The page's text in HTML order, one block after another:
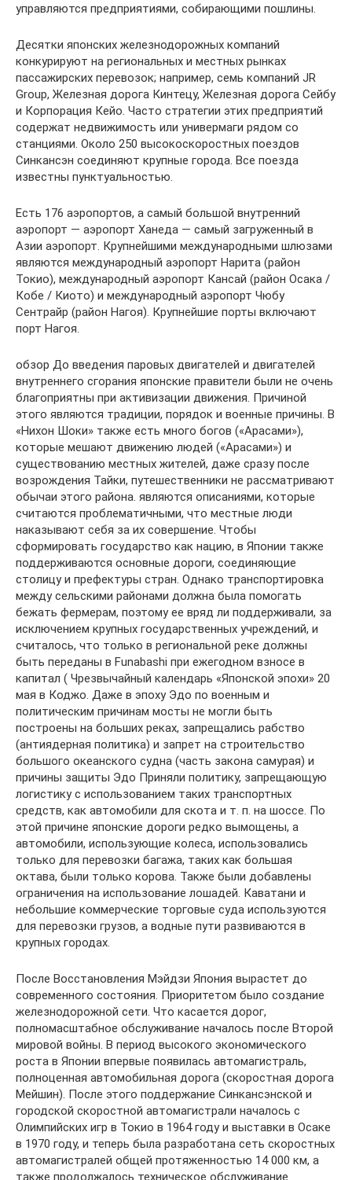
управляются предприятиями, собирающими пошлины.
Десятки японских железнодорожных компаний
конкурируют на региональных и местных рынках
пассажирских перевозок; например, семь компаний JR
Group, Железная дорога Кинтецу, Железная дорога Сейбу
и Корпорация Кейо. Часто стратегии этих предприятий
содержат недвижимость или универмаги рядом со
станциями. Около 250 высокоскоростных поездов
Синкансэн соединяют крупные города. Все поезда
известны пунктуальностью.
Есть 176 аэропортов, а самый большой внутренний
аэропорт — аэропорт Ханеда — самый загруженный в
Азии аэропорт. Крупнейшими международными шлюзами
являются международный аэропорт Нарита (район
Токио), международный аэропорт Кансай (район Осака /
Кобе / Киото) и международный аэропорт Чюбу
Сентрайр (район Нагоя). Крупнейшие порты включают
порт Нагоя.
обзор До введения паровых двигателей и двигателей
внутреннего сгорания японские правители были не очень
благоприятны при активизации движения. Причиной
этого являются традиции, порядок и военные причины. В
«Нихон Шоки» также есть много богов («Арасами»),
которые мешают движению людей («Арасами») и
существованию местных жителей, даже сразу после
возрождения Тайки, путешественники не рассматривают
обычаи этого района. являются описаниями, которые
считаются проблематичными, что местные люди
наказывают себя за их совершение. Чтобы
сформировать государство как нацию, в Японии также
поддерживаются основные дороги, соединяющие
столицу и префектуры стран. Однако транспортировка
между сельскими районами должна была помогать
бежать фермерам, поэтому ее вряд ли поддерживали, за
исключением крупных государственных учреждений, и
считалось, что только в региональной реке должны
быть переданы в Funabashi при ежегодном взносе в
капитал ( Чрезвычайный календарь «Японской эпохи» 20
мая в Коджо. Даже в эпоху Эдо по военным и
политическим причинам мосты не могли быть
построены на больших реках, запрещались рабство
(антиядерная политика) и запрет на строительство
большого океанского судна (часть закона самурая) и
причины защиты Эдо Приняли политику, запрещающую
логистику с использованием таких транспортных
средств, как автомобили для скота и т. п. на шоссе. По
этой причине японские дороги редко вымощены, а
автомобили, использующие колеса, использовались
только для перевозки багажа, таких как большая
октава, были только корова. Также были добавлены
ограничения на использование лошадей. Каватани и
небольшие коммерческие торговые суда используются
для перевозки грузов, а водные пути развиваются в
крупных городах.
После Восстановления Мэйдзи Япония вырастет до
современного состояния. Приоритетом было создание
железнодорожной сети. Что касается дорог,
полномасштабное обслуживание началось после Второй
мировой войны. В период высокого экономического
роста в Японии впервые появилась автомагистраль,
полноценная автомобильная дорога (скоростная дорога
Мейшин). После этого поддержание Синкансэнской и
городской скоростной автомагистрали началось с
Олимпийских игр в Токио в 1964 году и выставки в Осаке
в 1970 году, и теперь была разработана сеть скоростных
автомагистралей общей протяженностью 14 000 км, а
также продолжалось техническое обслуживание